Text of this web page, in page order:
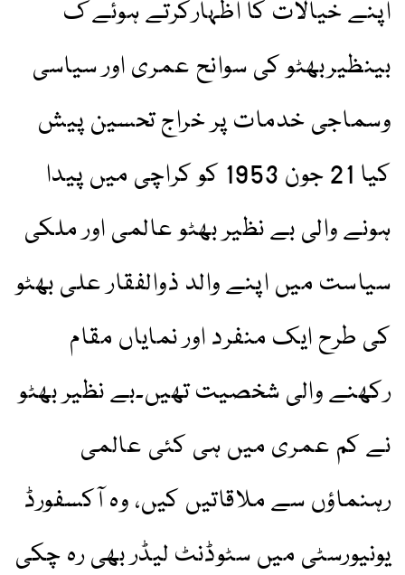
اپنے خیالات کا اظہارکرتے ہوئے ک
بینظیربھٹو کی سوانح عمری اور سیاسی
وسماجی خدمات پر خراج تحسین پیش
کیا 21 جون 1953 کو کراچی میں پیدا
ہونے والی بے نظیر بھٹو عالمی اور ملکی
سیاست میں اپنے والد ذوالفقار علی بھٹو
کی طرح ایک منفرد اور نمایاں مقام
رکھنے والی شخصیت تھیں۔بے نظیر بھٹو
نے کم عمری میں ہی کئی عالمی
رہنماؤں سے ملاقاتیں کیں، وہ آکسفورڈ
یونیورسٹی میں سٹوڈنٹ لیڈر بھی رہ چکی